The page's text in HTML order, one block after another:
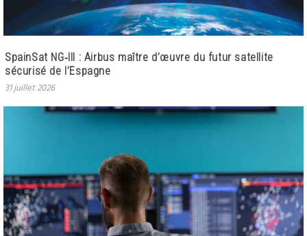
SpainSat NG‑III : Airbus maître d’œuvre du futur satellite
sécurisé de l’Espagne
31 juillet 2026